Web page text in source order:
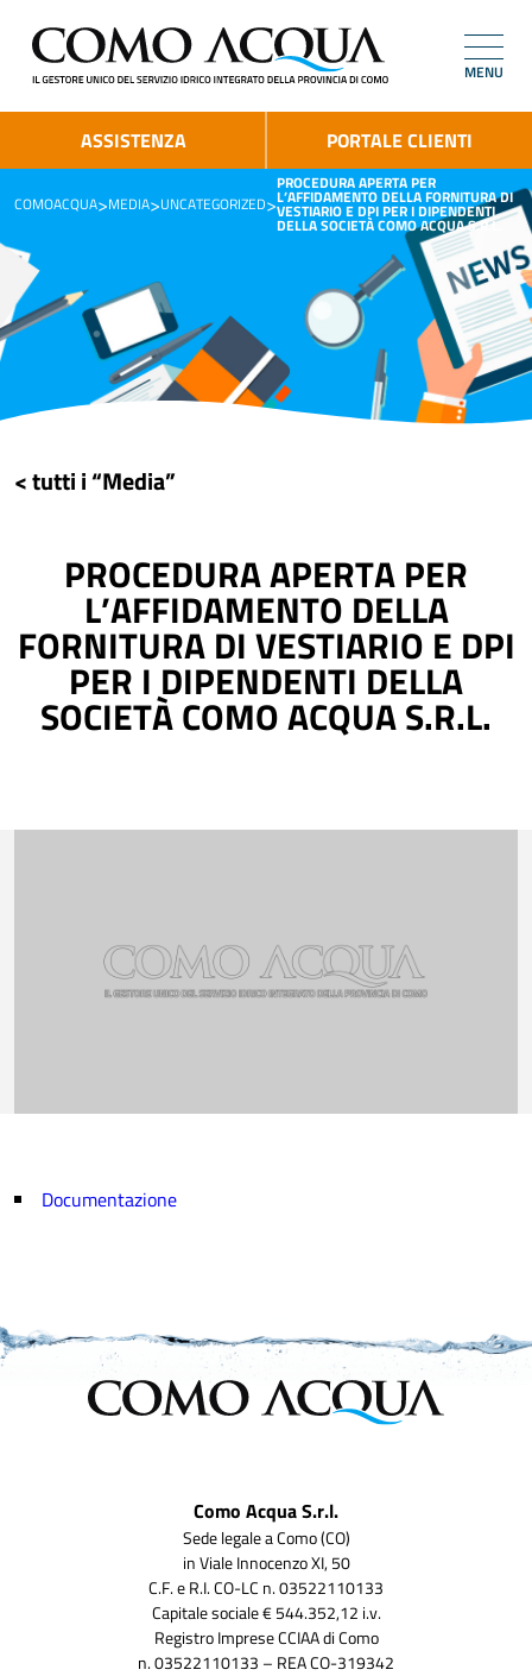
MENU
ASSISTENZA PORTALE CLIENTI
COMOACQUA>MEDIA>UNCATEGORIZED>
PROCEDURA APERTA PER
L’AFFIDAMENTO DELLA FORNITURA DI
VESTIARIO E DPI PER I DIPENDENTI
DELLA SOCIETÀ COMO ACQUA S.R.L.
< tutti i “Media”
PROCEDURA APERTA PER
L’AFFIDAMENTO DELLA
FORNITURA DI VESTIARIO E DPI
PER I DIPENDENTI DELLA
SOCIETÀ COMO ACQUA S.R.L.
Documentazione
Como Acqua S.r.l.
Sede legale a Como (CO)
in Viale Innocenzo XI, 50
C.F. e R.I. CO-LC n. 03522110133
Capitale sociale € 544.352,12 i.v.
Registro Imprese CCIAA di Como
n. 03522110133 – REA CO-319342